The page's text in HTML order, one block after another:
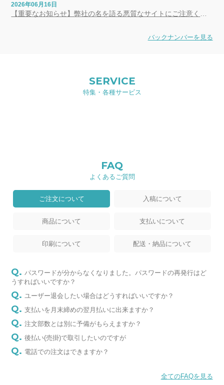
2026年06月16日
【重要なお知らせ】弊社の名を語る悪質なサイトにご注意ください
バックナンバーを見る
SERVICE
特集・各種サービス
FAQ
よくあるご質問
ご注文について 入稿について
商品について 支払いについて
印刷について 配送・納品について
パスワードが分からなくなりました。パスワードの再発行はど
うすればいいですか？
ユーザー退会したい場合はどうすればいいですか？
支払いを月末締めの翌月払いに出来ますか？
注文部数とは別に予備がもらえますか？
後払い(売掛)で取引したいのですが
電話での注文はできますか？
全てのFAQを見る